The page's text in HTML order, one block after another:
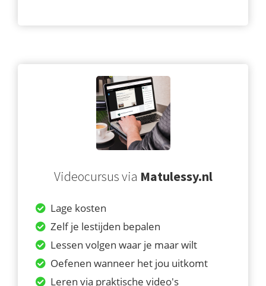
Videocursus via Matulessy.nl
Lage kosten
Zelf je lestijden bepalen
Lessen volgen waar je maar wilt
Oefenen wanneer het jou uitkomt
Leren via praktische video's